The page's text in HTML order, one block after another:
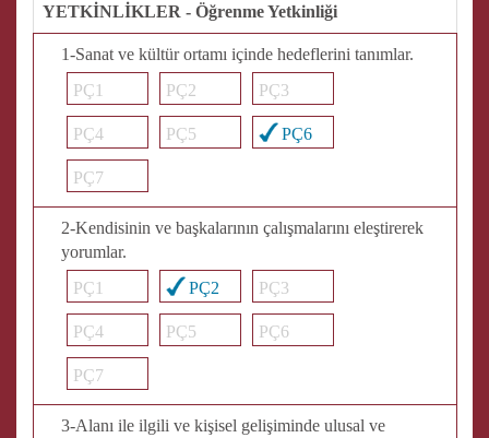
YETKİNLİKLER - Öğrenme Yetkinliği
1-Sanat ve kültür ortamı içinde hedeflerini tanımlar.
PÇ1
PÇ2 PÇ3
PÇ4 PÇ5 PÇ6
PÇ7
2-Kendisinin ve başkalarının çalışmalarını eleştirerek
yorumlar.
PÇ1
PÇ2 PÇ3
PÇ4 PÇ5 PÇ6
PÇ7
3-Alanı ile ilgili ve kişisel gelişiminde ulusal ve